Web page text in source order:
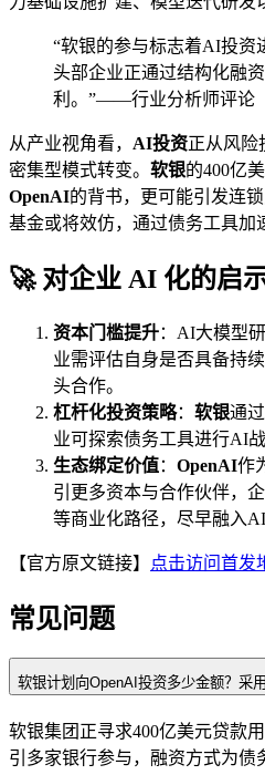
“软银的参与标志着AI投资
头部企业正通过结构化融
利。”——行业分析师评论
从产业视角看， AI投资正从风险
密集型模式转变。 软银的400亿
OpenAI的背书，更可能引发连
基金或将效仿，通过债务工具加
🚀 对企业 AI 化的启
资本门槛提升：AI大模型
业需评估自身是否具备持
头合作。
杠杆化投资策略： 软银通
业可探索债务工具进行AI
生态绑定价值： OpenAI作
引更多资本与合作伙伴，
等商业化路径，尽早融入AI
【官方原文链接】 点击访问首发
常见问题
软银计划向OpenAI投资多少金额？采
软银集团正寻求400亿美元贷款
引多家银行参与，融资方式为债